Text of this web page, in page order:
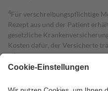
4Für verschreibungspflichtige
Rezept aus und der Patient
gesetzliche
Kosten dafür, der Versicherte
mit.
Grundsätzlich leisten Mitglieder
höchstens zehn Euro.
Es sind